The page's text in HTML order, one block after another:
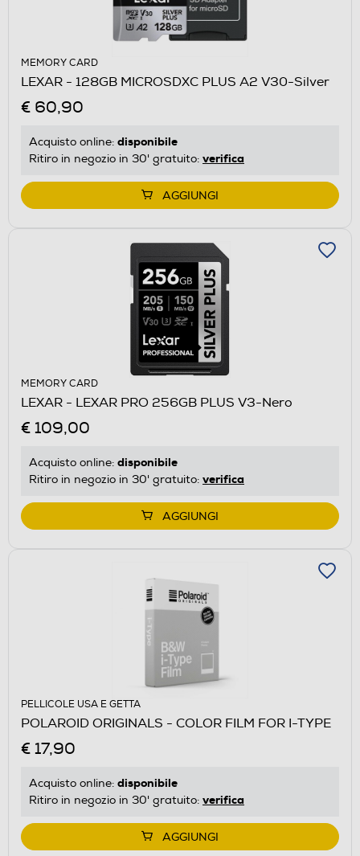
MEMORY CARD
LEXAR - 128GB MICROSDXC PLUS A2 V30-Silver
€ 60,90
Acquisto online: disponibile
Ritiro in negozio in 30' gratuito: verifica
AGGIUNGI
MEMORY CARD
LEXAR - LEXAR PRO 256GB PLUS V3-Nero
€ 109,00
Acquisto online: disponibile
Ritiro in negozio in 30' gratuito: verifica
AGGIUNGI
PELLICOLE USA E GETTA
POLAROID ORIGINALS - COLOR FILM FOR I-TYPE
€ 17,90
Acquisto online: disponibile
Ritiro in negozio in 30' gratuito: verifica
AGGIUNGI